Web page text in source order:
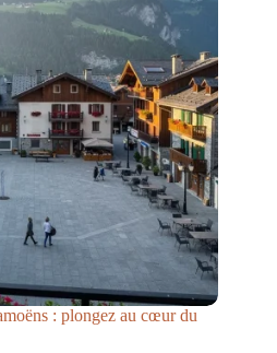
: plongez au cœur du